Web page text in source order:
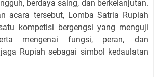
berdaya saing, dan berkelanjutan.
acara tersebut, Lomba Satria Rupiah
kompetisi bergengsi yang menguji
mengenai fungsi, peran, dan
Rupiah sebagai simbol kedaulatan